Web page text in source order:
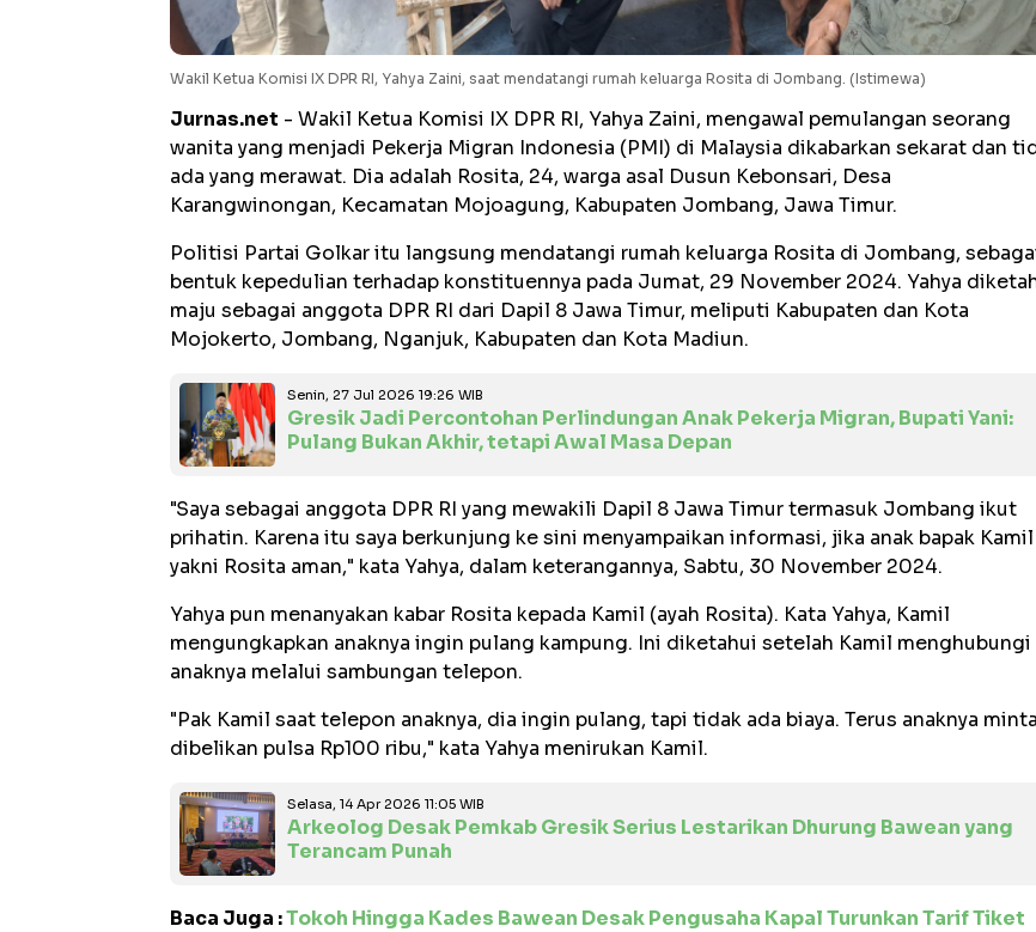
Wakil Ketua Komisi IX DPR RI, Yahya Zaini, saat mendatangi rumah keluarga Rosita di Jombang. (Istimewa)
Jurnas.net - Wakil Ketua Komisi IX DPR RI, Yahya Zaini, mengawal pemulangan seorang
wanita yang menjadi Pekerja Migran Indonesia (PMI) di Malaysia dikabarkan sekarat dan
ada yang merawat. Dia adalah Rosita, 24, warga asal Dusun Kebonsari, Desa
Karangwinongan, Kecamatan Mojoagung, Kabupaten Jombang, Jawa Timur.
Politisi Partai Golkar itu langsung mendatangi rumah keluarga Rosita di Jombang,
bentuk kepedulian terhadap konstituennya pada Jumat, 29 November 2024. Yahya
maju sebagai anggota DPR RI dari Dapil 8 Jawa Timur, meliputi Kabupaten dan Kota
Mojokerto, Jombang, Nganjuk, Kabupaten dan Kota Madiun.
Senin, 27 Jul 2026 19:26 WIB
Gresik Jadi Percontohan Perlindungan Anak Pekerja Migran, Bupati Yani:
Pulang Bukan Akhir, tetapi Awal Masa Depan
"Saya sebagai anggota DPR RI yang mewakili Dapil 8 Jawa Timur termasuk Jombang ikut
prihatin. Karena itu saya berkunjung ke sini menyampaikan informasi, jika anak bapak Kamil
yakni Rosita aman," kata Yahya, dalam keterangannya, Sabtu, 30 November 2024.
Yahya pun menanyakan kabar Rosita kepada Kamil (ayah Rosita). Kata Yahya, Kamil
mengungkapkan anaknya ingin pulang kampung. Ini diketahui setelah Kamil menghubungi
anaknya melalui sambungan telepon.
"Pak Kamil saat telepon anaknya, dia ingin pulang, tapi tidak ada biaya. Terus anaknya minta
dibelikan pulsa Rp100 ribu," kata Yahya menirukan Kamil.
Selasa, 14 Apr 2026 11:05 WIB
Arkeolog Desak Pemkab Gresik Serius Lestarikan Dhurung Bawean yang
Terancam Punah
Baca Juga :Tokoh Hingga Kades Bawean Desak Pengusaha Kapal Turunkan Tarif Tiket